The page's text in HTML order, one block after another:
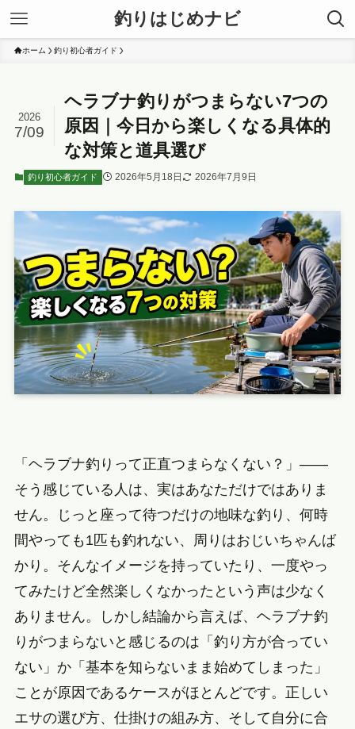
釣りはじめナビ
ホーム 釣り初心者ガイド
ヘラブナ釣りがつまらない7つの
原因｜今日から楽しくなる具体的
な対策と道具選び
2026
7/09
釣り初心者ガイド 2026年5月18日 2026年7月9日
「ヘラブナ釣りって正直つまらなくない？」——
そう感じている人は、実はあなただけではありま
せん。じっと座って待つだけの地味な釣り、何時
間やっても1匹も釣れない、周りはおじいちゃんば
かり。そんなイメージを持っていたり、一度やっ
てみたけど全然楽しくなかったという声は少なく
ありません。しかし結論から言えば、ヘラブナ釣
りがつまらないと感じるのは「釣り方が合ってい
ない」か「基本を知らないまま始めてしまった」
ことが原因であるケースがほとんどです。正しい
エサの選び方、仕掛けの組み方、そして自分に合